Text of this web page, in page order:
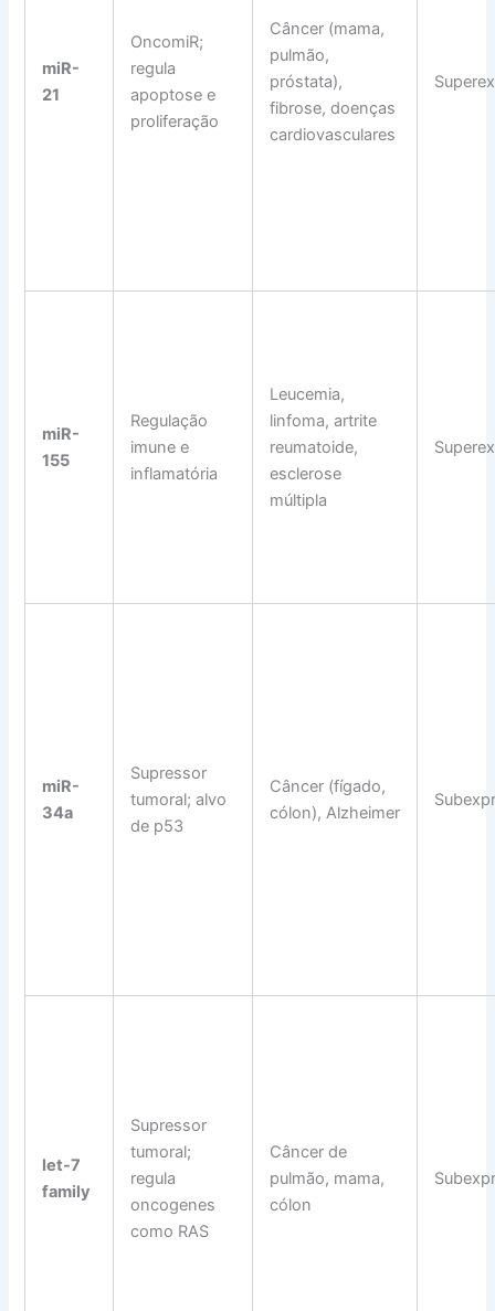
miR-
21
OncomiR;
regula
apoptose e
proliferação
Câncer (mama,
pulmão,
próstata),
fibrose, doenças
cardiovasculares
miR-
155
Regulação
imune e
inflamatória
Leucemia,
linfoma, artrite
reumatoide,
esclerose
múltipla
miR-
34a
Supressor
tumoral; alvo
de p53
Câncer (fígado,
cólon), Alzheimer
let-7
family
Supressor
tumoral;
regula
oncogenes
como RAS
Câncer de
pulmão, mama,
cólon